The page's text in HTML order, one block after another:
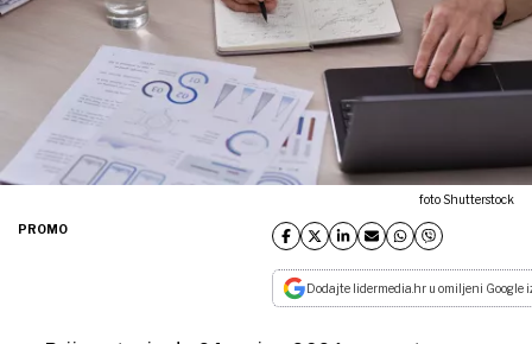
foto Shutterstock
PROMO
Dodajte lidermedia.hr u omiljeni Google